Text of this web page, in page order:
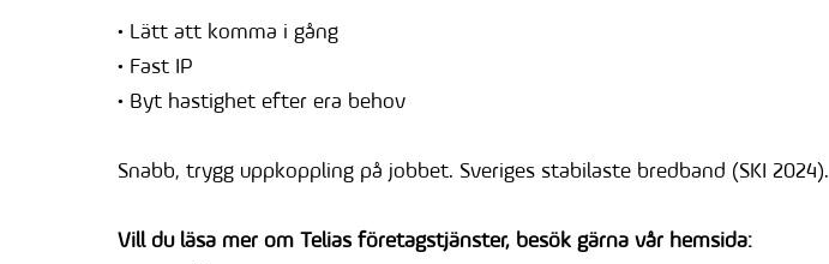
• Lätt att komma i gång
• Fast IP
• Byt hastighet efter era behov
Snabb, trygg uppkoppling på jobbet. Sveriges stabilaste bredband (SKI 2024).
Vill du läsa mer om Telias företagstjänster, besök gärna vår hemsida: